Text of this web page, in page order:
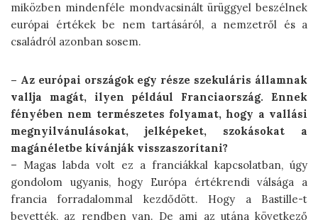
miközben mindenféle mondvacsinált ürüggyel beszélnek
európai értékek be nem tartásáról, a nemzetről és a
családról azonban sosem.
– Az európai országok egy része szekuláris államnak
vallja magát, ilyen például Franciaország. Ennek
fényében nem természetes folyamat, hogy a vallási
megnyilvánulásokat, jelképeket, szokásokat a
magánéletbe kívánják visszaszorítani?
– Magas labda volt ez a franciákkal kapcsolatban, úgy
gondolom ugyanis, hogy Európa értékrendi válsága a
francia forradalommal kezdődött. Hogy a Bastille-t
bevették, az rendben van. De ami az utána következő